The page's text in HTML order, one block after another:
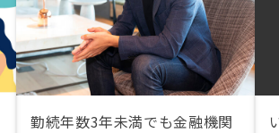
勤続年数3年未満でも金融機関